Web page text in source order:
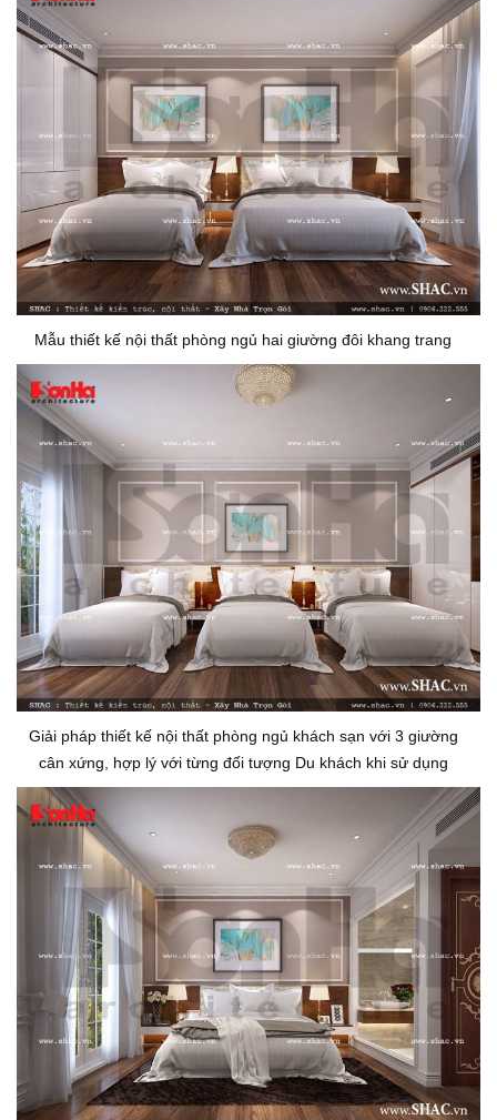
Mẫu thiết kế nội thất phòng ngủ hai giường đôi khang trang
Giải pháp thiết kế nội thất phòng ngủ khách sạn với 3 giường
cân xứng, hợp lý với từng đối tượng Du khách khi sử dụng